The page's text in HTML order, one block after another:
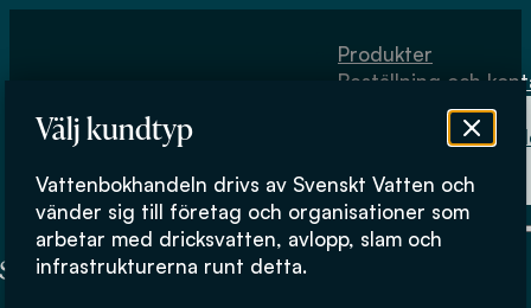
Välj kundtyp
Vattenbokhandeln drivs av Svenskt Vatten och
vänder sig till företag och organisationer som
arbetar med dricksvatten, avlopp, slam och
infrastrukturerna runt detta.
Produkter
Beställning och
Fysiskt lager
Astrom Consulting